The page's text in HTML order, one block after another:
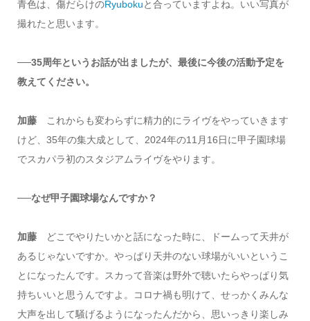
青色は、傷だらけのRyubokuと合っていますよね。いい写真が
撮れたと思います。
──35周年というお話が出ましたが、最後に今後の活動予定を
教えてください。
加藤これからも変わらずに精力的にライヴをやっていきます
けど、35年の集大成として、2024年の11月16日に甲子園球場
でスカパラ初のスタジアムライヴをやります。
──なぜ甲子園球場なんですか？
加藤どこでやりたいかと話になった時に、ドームって天井が
あるじゃないですか。やっぱり天井のない球場がいいというこ
とになったんです。スカって音楽は野外で聴いたらやっぱり気
持ちいいと思うんですよ。コロナ禍も明けて、せっかくみんな
大声を出して騒げるようになったんだから、思いっきり楽しみ